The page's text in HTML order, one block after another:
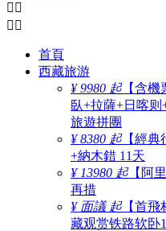
 
 
首頁
西藏旅游
¥ 9980 起【含機
臥+拉薩+日喀
旅遊拼團
¥ 8380 起【經典
+納木錯 11天
¥ 13980 起【阿
再措
¥ 面議 起【首飛
藏观赏铁路软卧